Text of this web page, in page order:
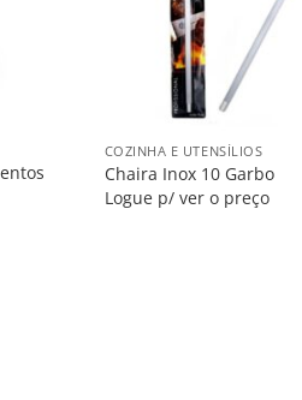
COZINHA E UTENSÍLIOS
Chaira Inox 10 Garbo
Logue p/ ver o preço